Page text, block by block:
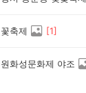
축제 [1]
화성문화제 야조